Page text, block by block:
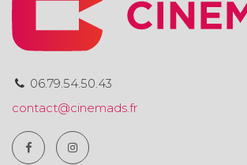
06.79.54.50.43
contact@cinemads.fr